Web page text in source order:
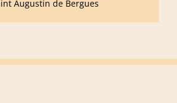
Augustin de Bergues